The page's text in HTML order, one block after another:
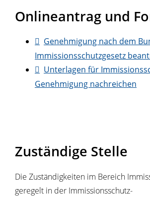
Onlineantrag und
Genehmigung nach dem
Immissionsschutzgesetz
Unterlagen für
Genehmigung nachreichen
Zuständige Stelle
Die Zuständigkeiten im Bereich
geregelt in der Immissionsschutz-